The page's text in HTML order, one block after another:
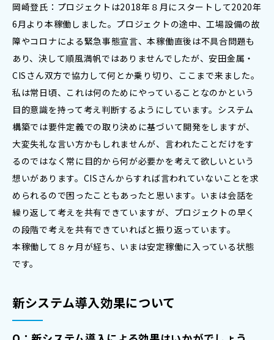
岡崎登氏：プロジェクトは2018年８月にスタートして2020年
6月より本稼働しました。プロジェクトの途中、工場設備の故
障やコロナによる緊急事態宣言、本稼働直後は不具合問題も
あり、決して順風満帆ではありませんでしたが、安田金属・
CISさん双方で協力して何とか乗り切り、ここまで来ました。
私は常日頃、これは何のためにやっていることなのかという
目的意識を持って考え判断するようにしています。システム
構築では要件定義での取り決めに基づいて開発をしますが、
大変失礼な言い方かもしれませんが、言われたことだけをす
るのではなく常に目的から何が必要かを考えて欲しいという
想いがあります。CISさんからすれば言われていないことを求
められるので困ったこともあったと思います。いまは会話を
繰り返して考えを共有できていますが、プロジェクトの早く
の段階で考えを共有できていればと振り返っています。
本稼働して８ヶ月が経ち、いまは安定稼働に入っている状態
です。
新システム導入効果について